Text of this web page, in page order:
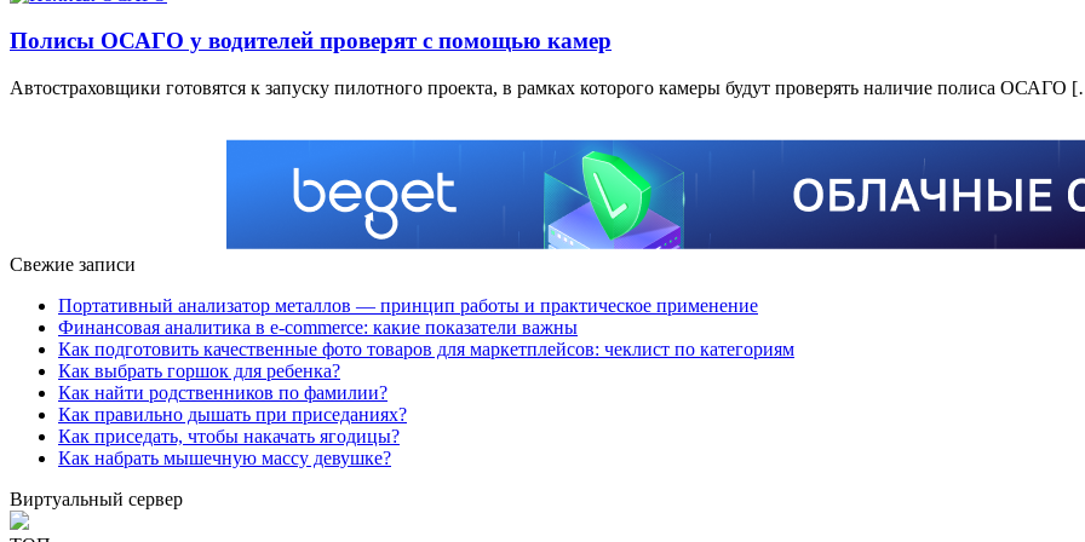
Полисы ОСАГО у водителей проверят с помощью камер
Автостраховщики готовятся к запуску пилотного проекта, в рамках которого камеры будут проверять наличие полиса ОСАГО
Свежие записи
Портативный анализатор металлов — принцип работы и практическое применение
Финансовая аналитика в e-commerce: какие показатели важны
Как подготовить качественные фото товаров для маркетплейсов: чеклист по категориям
Как выбрать горшок для ребенка?
Как найти родственников по фамилии?
Как правильно дышать при приседаниях?
Как приседать, чтобы накачать ягодицы?
Как набрать мышечную массу девушке?
Виртуальный сервер